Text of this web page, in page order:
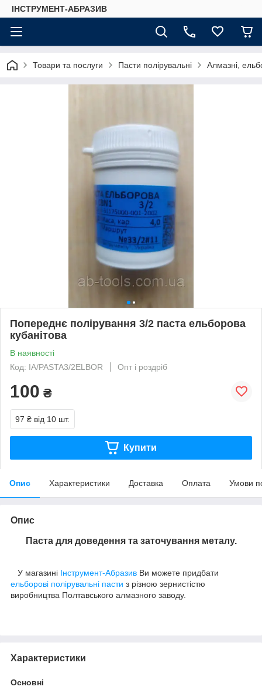
ІНСТРУМЕНТ-АБРАЗИВ
Товари та послуги Пасти полірувальні Алмазні,
Попереднє полірування 3/2 паста ельборова
кубанітова
В наявності
Код: IA/PASTA3/2ELBOR
Опт і роздріб
100 ₴
97 ₴ від 10 шт.
Купити
Опис Характеристики Доставка Оплата Умови
Опис
Паста для доведення та заточування металу.
У магазині Інструмент-Абразив Ви можете придбати
ельборові полірувальні пасти з різною зернистістю
виробництва Полтавського алмазного заводу.
Характеристики
Основні